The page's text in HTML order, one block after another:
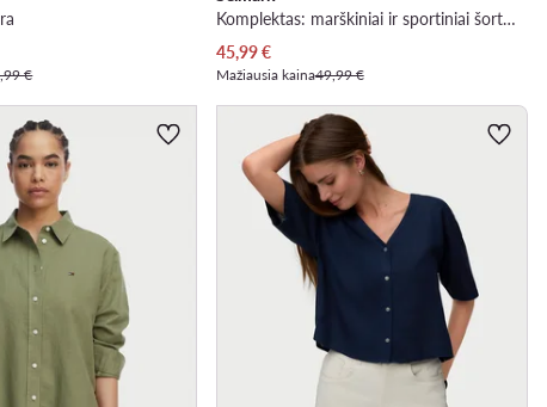
€
Komplektas: marškiniai ir sportiniai šortai · Smėlio
Dabartinė kaina
45,99€
Mažiausia kaina49,99 €